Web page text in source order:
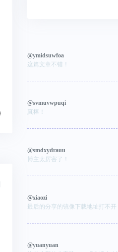
@ymidsuwfoa
这篇文章不错！
@svmuvwpuqi
真棒！
@smdxydrauu
博主太厉害了！
@xiaozi
最后的分享的镜像下载地址打不
@yuanyuan